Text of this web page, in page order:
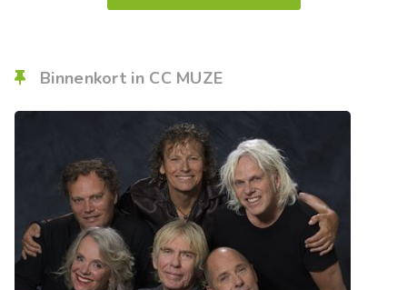
Binnenkort in CC MUZE